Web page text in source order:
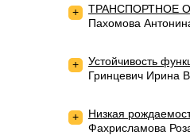
+ ТРАНСПОРТНОЕ
Пахомова
+ Устойчивость
Гринцевич Ирина
+ Низкая
Фахрисламова